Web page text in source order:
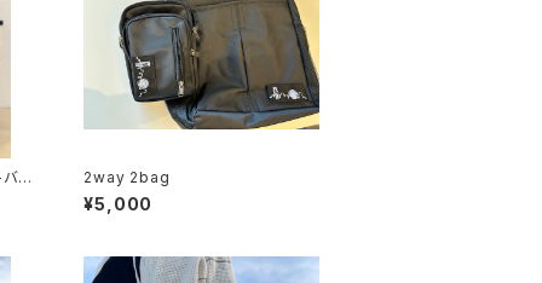
ッ
2way 2bag
¥5,000